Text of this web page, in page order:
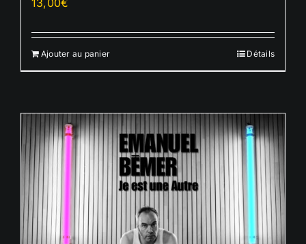
Ajouter au panier Détails